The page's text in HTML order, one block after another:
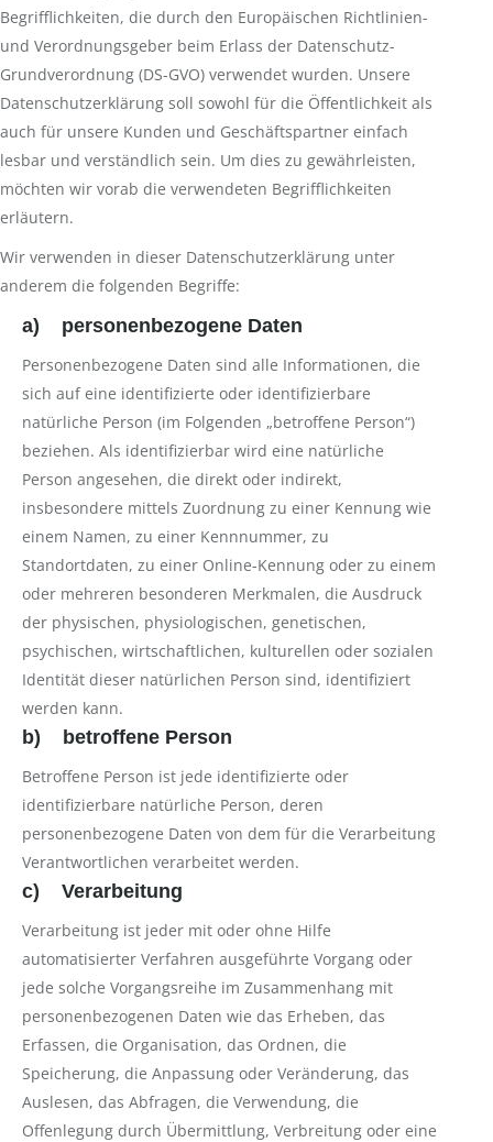
Begrifflichkeiten, die durch den Europäischen Richtlinien-
und Verordnungsgeber beim Erlass der Datenschutz-
Grundverordnung (DS-GVO) verwendet wurden. Unsere
Datenschutzerklärung soll sowohl für die Öffentlichkeit als
auch für unsere Kunden und Geschäftspartner einfach
lesbar und verständlich sein. Um dies zu gewährleisten,
möchten wir vorab die verwendeten Begrifflichkeiten
erläutern.
Wir verwenden in dieser Datenschutzerklärung unter
anderem die folgenden Begriffe:
a) personenbezogene Daten
Personenbezogene Daten sind alle Informationen, die
sich auf eine identifizierte oder identifizierbare
natürliche Person (im Folgenden „betroffene Person“)
beziehen. Als identifizierbar wird eine natürliche
Person angesehen, die direkt oder indirekt,
insbesondere mittels Zuordnung zu einer Kennung wie
einem Namen, zu einer Kennnummer, zu
Standortdaten, zu einer Online-Kennung oder zu einem
oder mehreren besonderen Merkmalen, die Ausdruck
der physischen, physiologischen, genetischen,
psychischen, wirtschaftlichen, kulturellen oder sozialen
Identität dieser natürlichen Person sind, identifiziert
werden kann.
b) betroffene Person
Betroffene Person ist jede identifizierte oder
identifizierbare natürliche Person, deren
personenbezogene Daten von dem für die Verarbeitung
Verantwortlichen verarbeitet werden.
c) Verarbeitung
Verarbeitung ist jeder mit oder ohne Hilfe
automatisierter Verfahren ausgeführte Vorgang oder
jede solche Vorgangsreihe im Zusammenhang mit
personenbezogenen Daten wie das Erheben, das
Erfassen, die Organisation, das Ordnen, die
Speicherung, die Anpassung oder Veränderung, das
Auslesen, das Abfragen, die Verwendung, die
Offenlegung durch Übermittlung, Verbreitung oder eine